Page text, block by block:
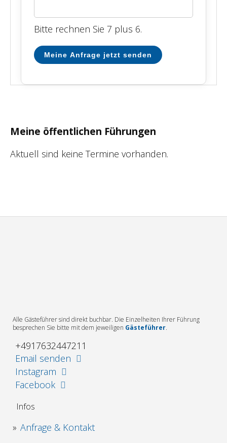
Bitte rechnen Sie 7 plus 6.
Meine Anfrage jetzt senden
Meine öffentlichen Führungen
Aktuell sind keine Termine vorhanden.
Alle Gästeführer sind direkt buchbar. Die Einzelheiten Ihrer Führung
besprechen Sie bitte mit dem jeweiligen Gästeführer.
+4917632447211
Email senden
Instagram
Facebook
Infos
Anfrage & Kontakt